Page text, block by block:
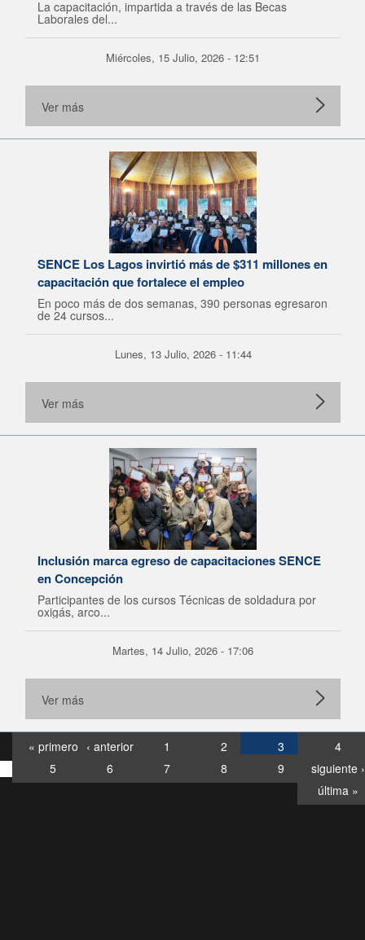
La capacitación, impartida a través de las Becas
Laborales del...
Miércoles, 15 Julio, 2026 - 12:51
Ver más
SENCE Los Lagos invirtió más de $311 millones en
capacitación que fortalece el empleo
En poco más de dos semanas, 390 personas egresaron
de 24 cursos...
Lunes, 13 Julio, 2026 - 11:44
Ver más
Inclusión marca egreso de capacitaciones SENCE
en Concepción
Participantes de los cursos Técnicas de soldadura por
oxigás, arco...
Martes, 14 Julio, 2026 - 17:06
Ver más
« primero ‹ anterior 1 2 3
4
5
6 7 8 9
siguiente ›
última »